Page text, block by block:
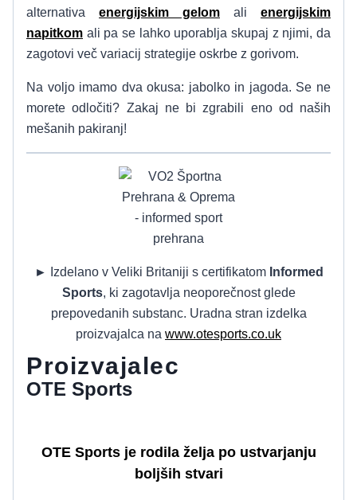
alternativa energijskim gelom ali energijskim
napitkom ali pa se lahko uporablja skupaj z njimi, da
zagotovi več variacij strategije oskrbe z gorivom.
Na voljo imamo dva okusa: jabolko in jagoda. Se ne
morete odločiti? Zakaj ne bi zgrabili eno od naših
mešanih pakiranj!
► Izdelano v Veliki Britaniji s certifikatom Informed
Sports, ki zagotavlja neoporečnost glede
prepovedanih substanc. Uradna stran izdelka
proizvajalca na www.otesports.co.uk
Proizvajalec
OTE Sports
OTE Sports je rodila želja po ustvarjanju
boljših stvari